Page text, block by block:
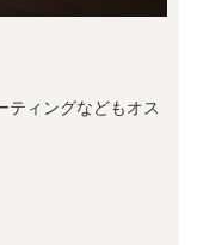
ティングなどもオス